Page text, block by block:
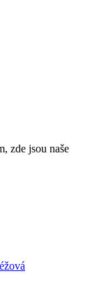
zde jsou naše